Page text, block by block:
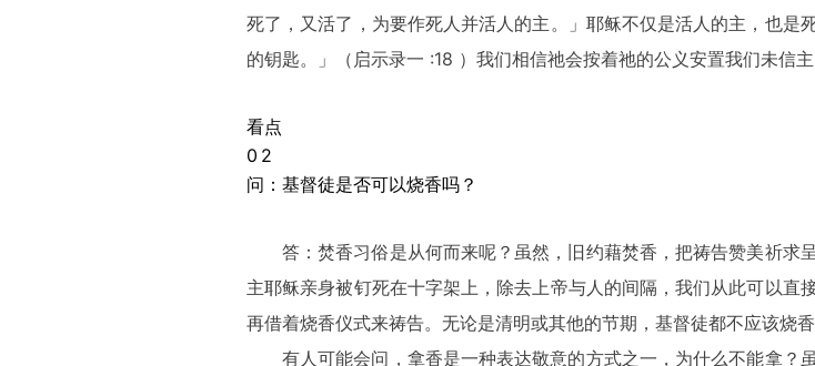
死了，又活了，为要作死人并活人的主。」耶稣不仅是活人的主，也是
的钥匙。」（启示录一 :18 ）我们相信祂会按着祂的公义安置我们未信主
看点
0 2
问：基督徒是否可以烧香吗？
答：焚香习俗是从何而来呢？虽然，旧约藉焚香，把祷告赞美祈求
主耶稣亲身被钉死在十字架上，除去上帝与人的间隔，我们从此可以直
再借着烧香仪式来祷告。无论是清明或其他的节期，基督徒都不应该烧香
有人可能会问，拿香是一种表达敬意的方式之一，为什么不能拿？